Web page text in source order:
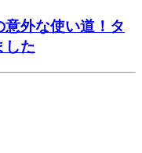
外な使い道！タ
した